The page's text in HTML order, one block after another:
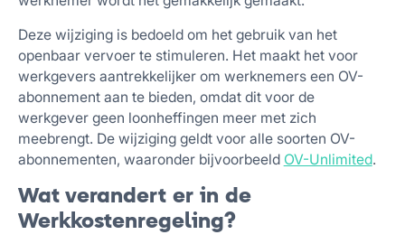
Deze wijziging is bedoeld om het gebruik van het
openbaar vervoer te stimuleren. Het maakt het voor
werkgevers aantrekkelijker om werknemers een OV-
abonnement aan te bieden, omdat dit voor de
werkgever geen loonheffingen meer met zich
meebrengt. De wijziging geldt voor alle soorten OV-
abonnementen, waaronder bijvoorbeeld OV-Unlimited.
Wat verandert er in de
Werkkostenregeling?